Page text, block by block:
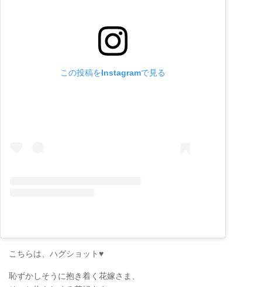
この投稿をInstagramで見る
こちらは、ハグショット♥
恥ずかしそうに抱き着く花嫁さま、